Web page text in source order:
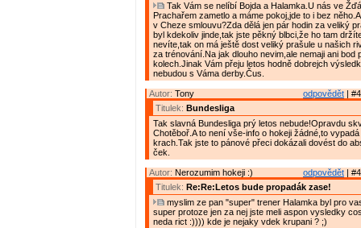
Tak Vám se nelíbí Bojda a Halamka.U nás ve
Prachařem zametlo a máme pokoj,jde to i bez
v Cheze smlouvu?Zda dělá jen pár hodin za veliký
byl kdekoliv jinde,tak jste pěkný blbci,že ho tam
nevíte,tak on má ještě dost veliký prašule u našich
za trénování.Na jak dlouho nevim,ale nemaji ani bod
kolech.Jinak Vám přeju letos hodně dobrejch
nebudou s Váma derby.Čus.
odpovědět |
Autor: Tony
Titulek: Bundesliga
Tak slavná Bundesliga prý letos nebude!Opravdu
Chotěboř.A to není vše-info o hokeji žádné,to
krach.Tak jste to pánové přeci dokázali dovést do
ček.
odpovědět |
Autor: Nerozumim hokeji :)
Titulek: Re:Re:Letos bude propadák zase!
myslim ze pan "super" trener Halamka byl pro
super protoze jen za nej jste meli aspon vysledky
neda rict :)))) kde je nejaky vdek krupani ? ;)